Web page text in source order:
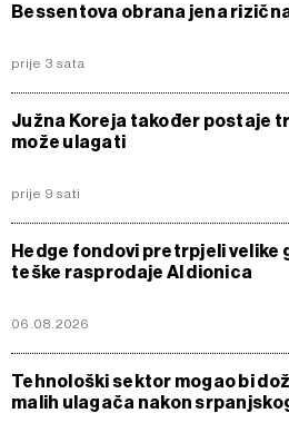
Bessentova obrana jena
prije 3 sata
Južna Koreja također postaje
može ulagati
prije 9 sati
Hedge fondovi pretrpjeli velike
teške rasprodaje AI dionica
06.08.2026
Tehnološki sektor mogao bi
malih ulagača nakon